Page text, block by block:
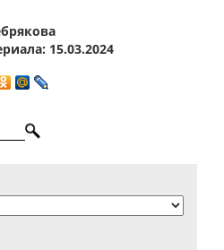
15.03.2024